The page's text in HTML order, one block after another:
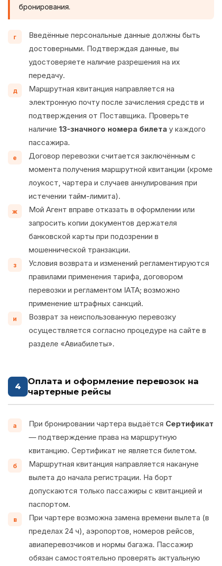
бронирования.
г
Введённые персональные данные должны быть
достоверными. Подтверждая данные, вы
удостоверяете наличие разрешения на их
передачу.
д
Маршрутная квитанция направляется на
электронную почту после зачисления средств и
подтверждения от Поставщика. Проверьте
наличие 13-значного номера билета у каждого
пассажира.
е
Договор перевозки считается заключённым с
момента получения маршрутной квитанции (кроме
лоукост, чартера и случаев аннулирования при
истечении тайм-лимита).
ж
Мой Агент вправе отказать в оформлении или
запросить копии документов держателя
банковской карты при подозрении в
мошеннической транзакции.
з
Условия возврата и изменений регламентируются
правилами применения тарифа, договором
перевозки и регламентом IATA; возможно
применение штрафных санкций.
и
Возврат за неиспользованную перевозку
осуществляется согласно процедуре на сайте в
разделе «Авиабилеты».
4
Оплата и оформление перевозок на
чартерные рейсы
а При бронировании чартера выдаётся Сертификат
— подтверждение права на маршрутную
квитанцию. Сертификат не является билетом.
б
Маршрутная квитанция направляется накануне
вылета до начала регистрации. На борт
допускаются только пассажиры с квитанцией и
паспортом.
в
При чартере возможна замена времени вылета (в
пределах 24 ч), аэропортов, номеров рейсов,
авиаперевозчиков и нормы багажа. Пассажир
обязан самостоятельно проверять актуальную